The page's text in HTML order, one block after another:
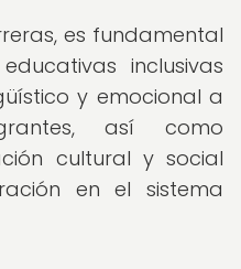
es fundamental
inclusivas
y emocional a
así como
cultural y social
en el sistema